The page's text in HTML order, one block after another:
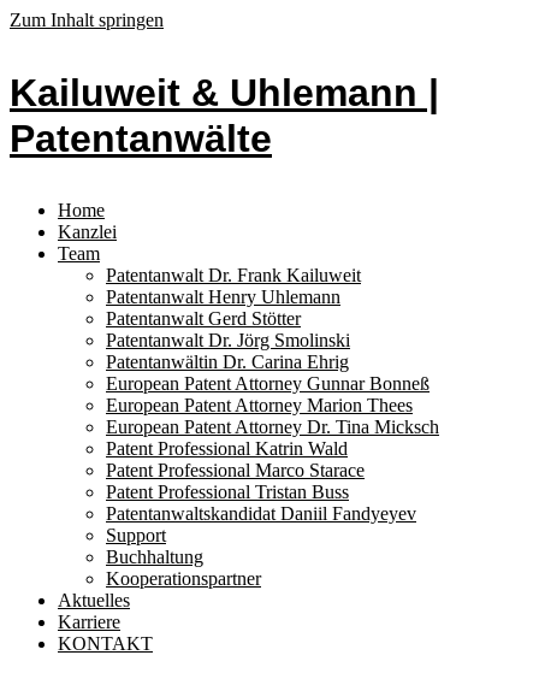
Zum Inhalt springen
Kailuweit & Uhlemann |
Patentanwälte
Home
Kanzlei
Team
Patentanwalt Dr. Frank Kailuweit
Patentanwalt Henry Uhlemann
Patentanwalt Gerd Stötter
Patentanwalt Dr. Jörg Smolinski
Patentanwältin Dr. Carina Ehrig
European Patent Attorney Gunnar Bonneß
European Patent Attorney Marion Thees
European Patent Attorney Dr. Tina Micksch
Patent Professional Katrin Wald
Patent Professional Marco Starace
Patent Professional Tristan Buss
Patentanwaltskandidat Daniil Fandyeyev
Support
Buchhaltung
Kooperationspartner
Aktuelles
Karriere
KONTAKT